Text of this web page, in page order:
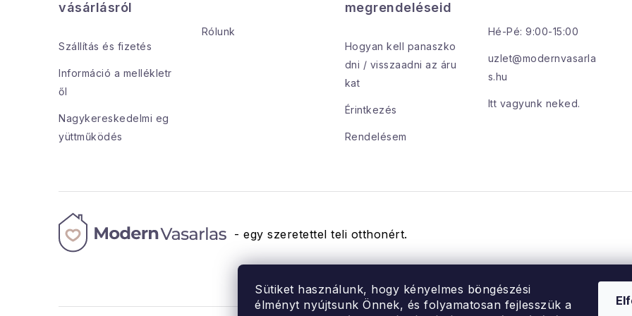
Sütiket használunk, hogy kényelmes böngészési
élményt nyújtsunk Önnek, és folyamatosan fejlesszük a
vásárlásról
Szállítás és fizetés
Információ a mellékletr
ől
Nagykereskedelmi eg
yüttműködés
Rólunk
megrendeléseid
Hogyan kell panaszko
dni / visszaadni az áru
kat
Érintkezés
Rendelésem
Hé-Pé: 9:00-15:00
uzlet@modernvasarla
s.hu
Itt vagyunk neked.
- egy szeretettel teli otthonért.